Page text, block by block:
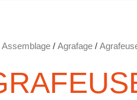
Assemblage / Agrafage /